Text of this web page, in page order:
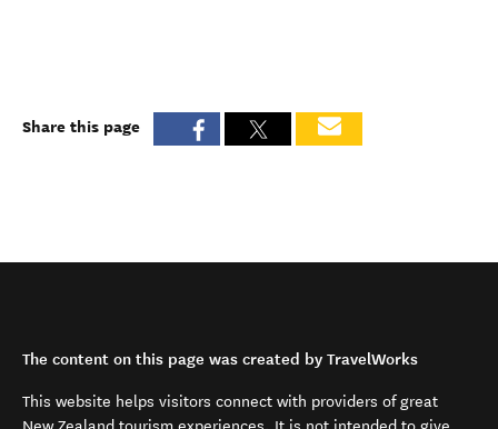
Share this page
The content on this page was created by TravelWorks
This website helps visitors connect with providers of great